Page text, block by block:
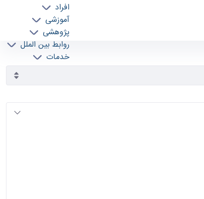
افراد
آموزشی
پژوهشی
روابط بین الملل
خدمات